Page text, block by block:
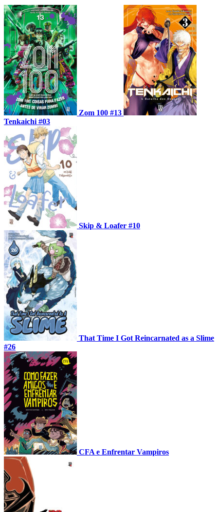
Zom 100 #13
Tenkaichi #03
Skip & Loafer #10
That Time I Got Reincarnated as a Slime
#26
CFA e Enfrentar Vampiros